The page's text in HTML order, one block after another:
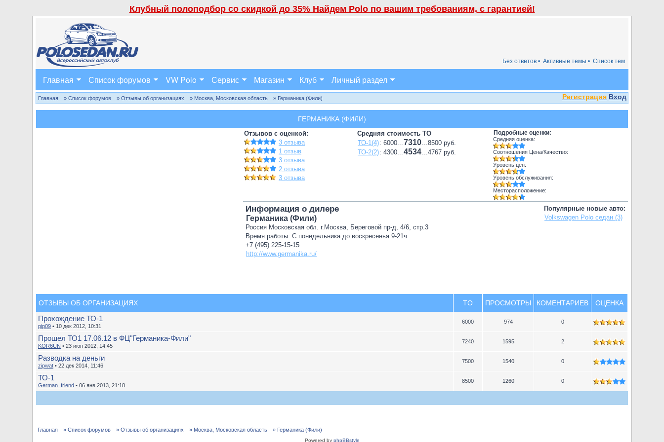
Клубный полоподбор со скидкой до 35% Найдем Polo по вашим требованиям, с гарантией!
Список тем
Активные темы •
Без ответов •
Главная Список форумов VW Polo Сервис Магазин Клуб Личный раздел
Регистрация Вход
Главная » Список форумов » Отзывы об организациях » Москва, Московская область » Германика (Фили)
ГЕРМАНИКА (ФИЛИ)
Отзывов с оценкой:
3 отзыва
1 отзыв
3 отзыва
2 отзыва
3 отзыва
Средняя стоимость ТО
ТО-1(4): 6000...7310...8500 руб.
ТО-2(2): 4300...4534...4767 руб.
Подробные оценки:
Средняя оценка:
Соотношения Цена/Качество:
Уровень цен:
Уровень обслуживания:
Месторасположение:
Популярные новые авто:
Volkswagen Polo седан (3)
Информация о дилере
Германика (Фили)
Россия Московская обл. г.Москва, Береговой пр-д, 4/6, стр.3
Время работы: С понедельника до воскресенья 9-21ч
+7 (495) 225-15-15
http://www.germanika.ru/
ОТЗЫВЫ ОБ ОРГАНИЗАЦИЯХ TO ПРОСМОТРЫ КОМЕНТАРИЕВ ОЦЕНКА
Прохождение ТО-1
pip09 • 10 дек 2012, 10:31
6000 974 0
Прошел ТО1 17.06.12 в ФЦ"Германика-Фили"
KOR6UN • 23 июн 2012, 14:45
7240 1595 2
Разводка на деньги
zipwat • 22 дек 2014, 11:46
7500 1540 0
ТО-1
German_friend • 06 янв 2013, 21:18
8500 1260 0
Главная » Список форумов » Отзывы об организациях » Москва, Московская область » Германика (Фили)
Powered by phpBBstyle